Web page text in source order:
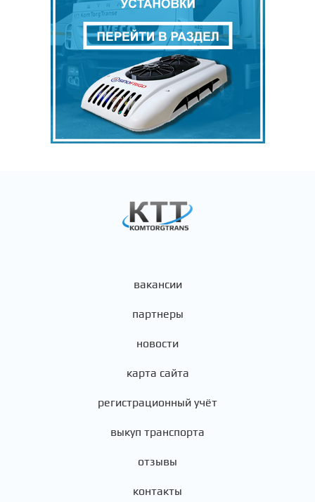
вакансии
партнеры
новости
карта сайта
регистрационный учёт
выкуп транспорта
отзывы
контакты